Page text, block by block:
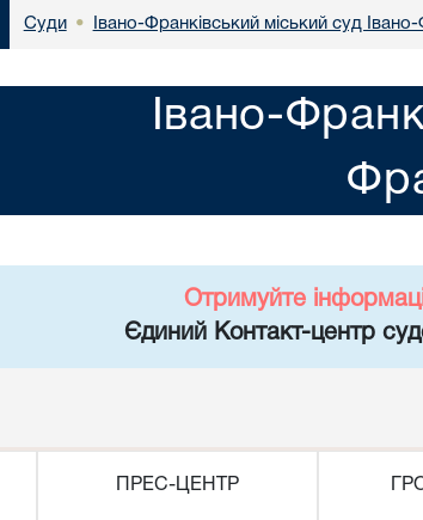
Суди • Івано-Франківський міський суд Івано-
Івано-
Отримуйте
Єдиний Контакт-центр
ПРЕС-ЦЕНТР